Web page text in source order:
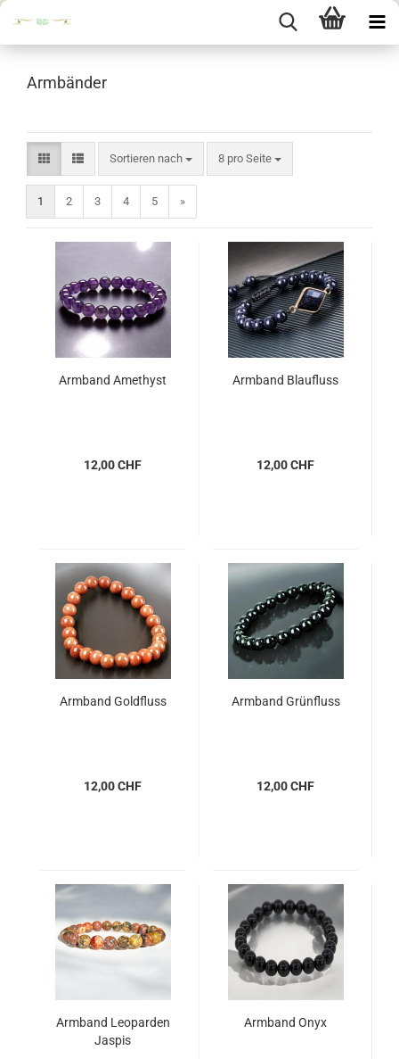
Armbänder
Sortieren nach
Sortieren nach 8 pro Seite
pro Seite
1 2 3 4 5 »
Armband Amethyst
12,00 CHF
Armband Blaufluss
12,00 CHF
Armband Goldfluss
12,00 CHF
Armband Grünfluss
12,00 CHF
Armband Leoparden
Jaspis
Armband Onyx